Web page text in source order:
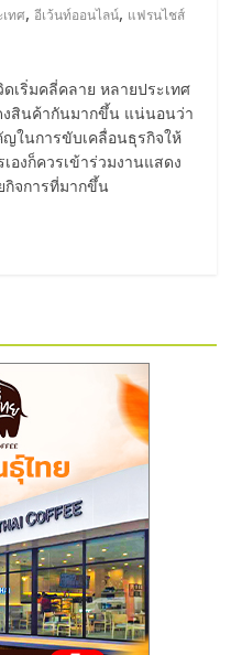
ทศ,อีเว้นท์ออนไลน์, แฟรนไชส์
เริ่มคลี่คลาย หลายประเทศ
สินค้ากันมากขึ้น แน่นอนว่า
ในการขับเคลื่อนธุรกิจให้
องก็ควรเข้าร่วมงานแสดง
กิจการที่มากขึ้น